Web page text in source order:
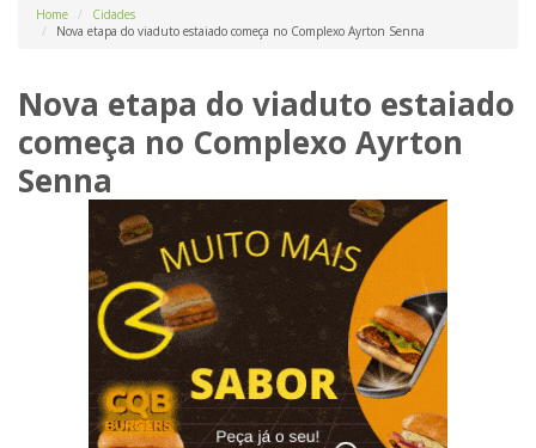
Home
Cidades
Nova etapa do viaduto estaiado começa no Complexo Ayrton Senna
Nova etapa do viaduto estaiado
começa no Complexo Ayrton
Senna